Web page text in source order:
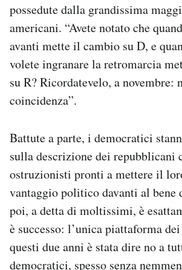
possedute dalla grandissima
americani. “Avete notato che
avanti mette il cambio su D, e
volete ingranare la retromarcia
su R? Ricordatevelo, a novembre:
coincidenza”.
Battute a parte, i democratici
sulla descrizione dei repubblicani
ostruzionisti pronti a mettere il
vantaggio politico davanti al bene
poi, a detta di moltissimi, è
è successo: l’unica piattaforma
questi due anni è stata dire no a
democratici, spesso senza